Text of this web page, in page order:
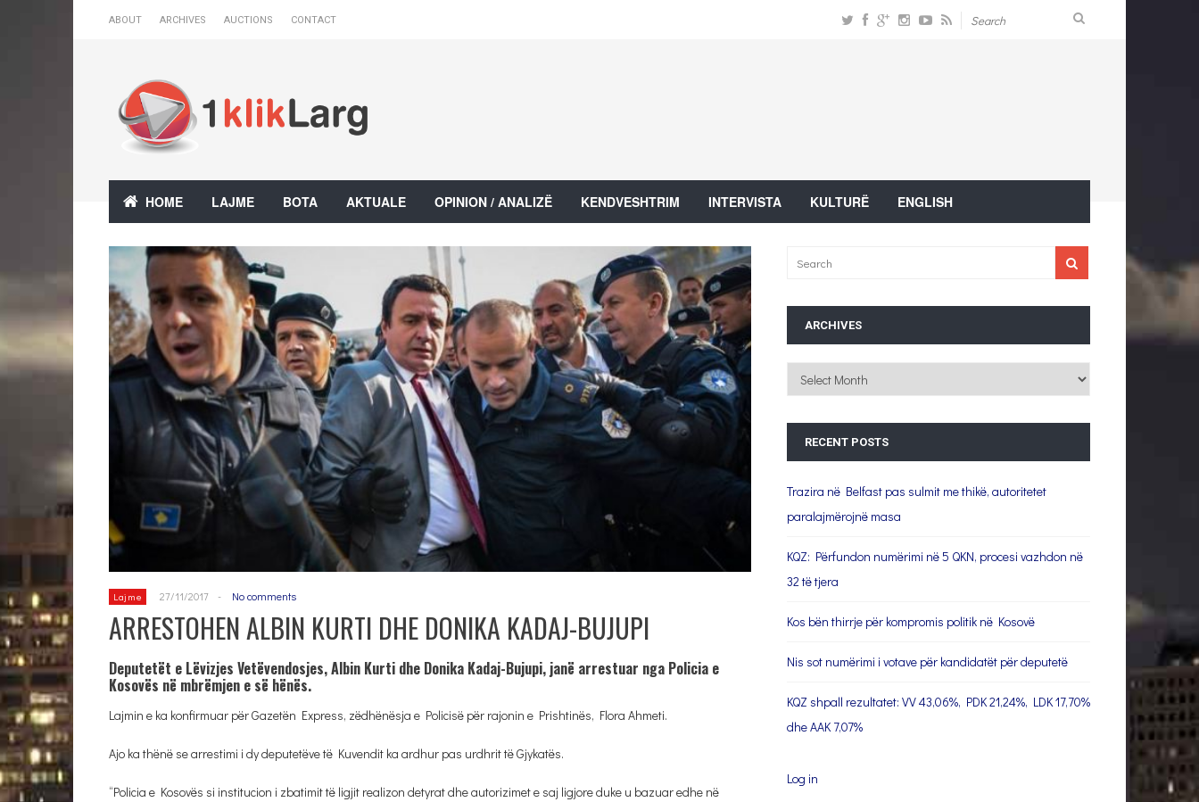
ABOUT ARCHIVES AUCTIONS CONTACT
HOME LAJME BOTA AKTUALE OPINION / ANALIZË KENDVESHTRIM INTERVISTA KULTURË ENGLISH
Lajme 27/11/2017 - No comments
ARRESTOHEN ALBIN KURTI DHE DONIKA KADAJ-BUJUPI
Deputetët e Lëvizjes Vetëvendosjes, Albin Kurti dhe Donika Kadaj-Bujupi, janë arrestuar nga Policia e
Kosovës në mbrëmjen e së hënës.
Lajmin e ka konfirmuar për Gazetën Express, zëdhënësja e Policisë për rajonin e Prishtinës, Flora Ahmeti.
Ajo ka thënë se arrestimi i dy deputetëve të Kuvendit ka ardhur pas urdhrit të Gjykatës.
“Policia e Kosovës si institucion i zbatimit të ligjit realizon detyrat dhe autorizimet e saj ligjore duke u bazuar edhe në
ARCHIVES
Archives
RECENT POSTS
Trazira në Belfast pas sulmit me thikë, autoritetet
paralajmërojnë masa
KQZ: Përfundon numërimi në 5 QKN, procesi vazhdon në
32 të tjera
Kos bën thirrje për kompromis politik në Kosovë
Nis sot numërimi i votave për kandidatët për deputetë
KQZ shpall rezultatet: VV 43,06%, PDK 21,24%, LDK 17,70%
dhe AAK 7,07%
Log in